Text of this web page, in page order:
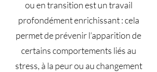
ou en transition est un travail
profondément enrichissant : cela
permet de prévenir l’apparition de
certains comportements liés au
stress, à la peur ou au changement